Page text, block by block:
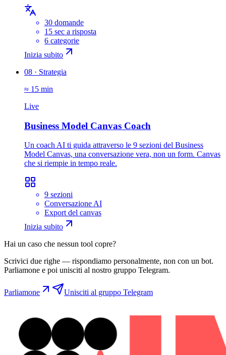
30 domande
15 sec a risposta
6 categorie
Inizia subito
08 · Strategia
≈ 15 min
Live
Business Model Canvas Coach
Un coach AI ti guida attraverso le 9 sezioni del Business
Model Canvas, una conversazione vera, non un form. Canvas
che si riempie in tempo reale.
9 sezioni
Conversazione AI
Export del canvas
Inizia subito
Hai un caso che nessun tool copre?
Scrivici due righe — rispondiamo personalmente, non con un bot.
Parliamone e poi unisciti al nostro gruppo Telegram.
Parliamone Unisciti al gruppo Telegram